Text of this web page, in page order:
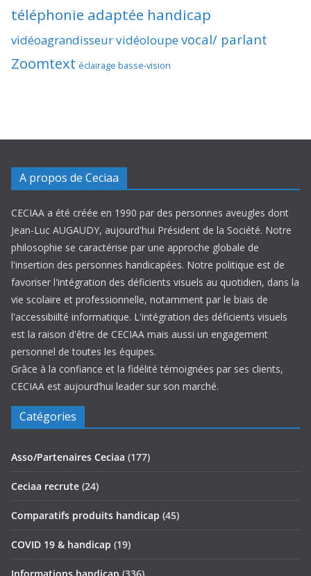
téléphonie adaptée handicap
vidéoagrandisseurvidéoloupevocal/ parlant
Zoomtext éclairage basse-vision
A propos de Ceciaa
CECIAA a été créée en 1990 par des personnes aveugles dont
Jean-Luc AUGAUDY, aujourd'hui Président de la Société. Notre
philosophie se caractérise par une approche globale de
l'insertion des personnes handicapées. Notre politique est de
favoriser l'intégration des déficients visuels au quotidien, dans la
vie scolaire et professionnelle, notamment par le biais de
l'accessibiilté informatique. L'intégration des déficients visuels
est la raison d'être de CECIAA mais aussi un engagement
personnel de toutes les équipes.
Grâce à la confiance et la fidélité témoignées par ses clients,
CECIAA est aujourd’hui leader sur son marché.
Catégories
Asso/Partenaires Ceciaa (177)
Ceciaa recrute (24)
Comparatifs produits handicap (45)
COVID 19 & handicap (19)